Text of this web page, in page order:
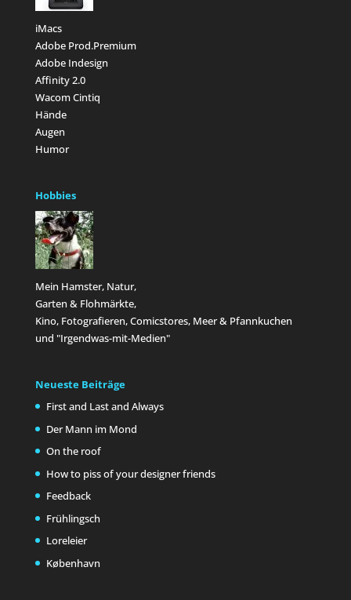
iMacs
Adobe Prod.Premium
Adobe Indesign
Affinity 2.0
Wacom Cintiq
Hände
Augen
Humor
Hobbies
Mein Hamster, Natur,
Garten & Flohmärkte,
Kino, Fotografieren, Comicstores, Meer & Pfannkuchen
und "Irgendwas-mit-Medien"
Neueste Beiträge
First and Last and Always
Der Mann im Mond
On the roof
How to piss of your designer friends
Feedback
Frühlingsch
Loreleier
København